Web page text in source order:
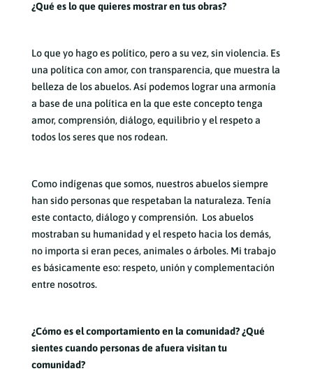
¿Qué es lo que quieres mostrar en tus obras?
Lo que yo hago es político, pero a su vez, sin violencia. Es
una política con amor, con transparencia, que muestra la
belleza de los abuelos. Así podemos lograr una armonía
a base de una política en la que este concepto tenga
amor, comprensión, diálogo, equilibrio y el respeto a
todos los seres que nos rodean.
Como indígenas que somos, nuestros abuelos siempre
han sido personas que respetaban la naturaleza. Tenía
este contacto, diálogo y comprensión. Los abuelos
mostraban su humanidad y el respeto hacia los demás,
no importa si eran peces, animales o árboles. Mi trabajo
es básicamente eso: respeto, unión y complementación
entre nosotros.
¿Cómo es el comportamiento en la comunidad? ¿Qué
sientes cuando personas de afuera visitan tu
comunidad?